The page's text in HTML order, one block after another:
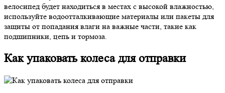
велосипед будет находиться в местах с высокой влажностью,
используйте водоотталкивающие материалы или пакеты для
защиты от попадания влаги на важные части, такие как
подшипники, цепь и тормоза.
Как упаковать колеса для отправки